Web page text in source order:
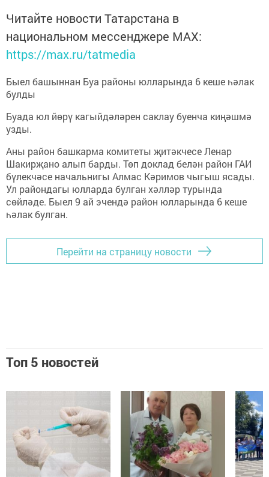
Читайте новости Татарстана в
национальном мессенджере MАХ:
https://max.ru/tatmedia
Быел башыннан Буа районы юлларында 6 кеше һәлак
булды
Буада юл йөрү кагыйдәләрен саклау буенча киңәшмә
узды.
Аны район башкарма комитеты җитәкчесе Ленар
Шакирҗано алып барды. Төп доклад белән район ГАИ
бүлекчәсе начальнигы Алмас Кәримов чыгыш ясады.
Ул райондагы юлларда булган хәлләр турында
сөйләде. Быел 9 ай эчендә район юлларында 6 кеше
һәлак булган.
Перейти на страницу новости
Топ 5 новостей